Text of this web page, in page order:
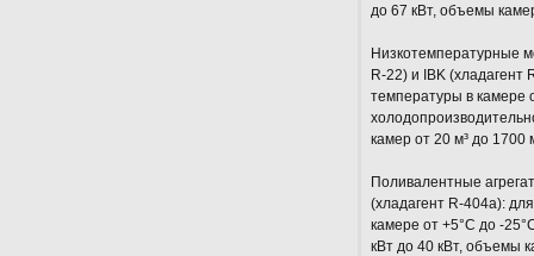
до 67 кВт, объемы
Низкотемпературные
R-22) и IBK
температуры в камере
камер от 20 м³ до 1700
Поливалентные
(хладагент R-404a):
камере от +5°С до -
кВт до 40 кВт, объемы